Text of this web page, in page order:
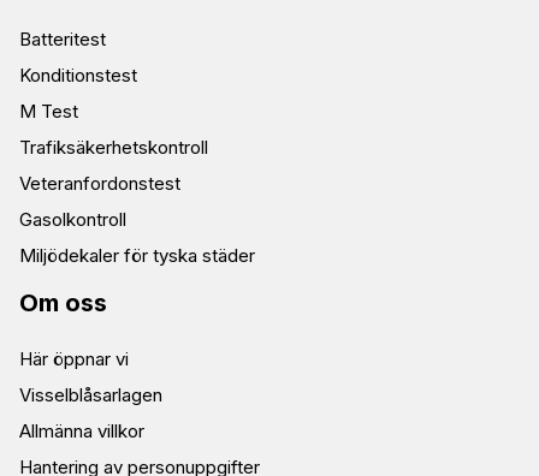
Batteritest
Konditionstest
M Test
Trafiksäkerhetskontroll
Veteranfordonstest
Gasolkontroll
Miljödekaler för tyska städer
Om oss
Här öppnar vi
Visselblåsarlagen
Allmänna villkor
Hantering av personuppgifter